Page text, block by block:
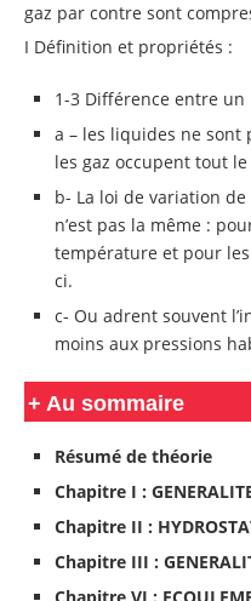
gaz par contre sont
I Définition et propriétés :
1-3 Différence entre
a – les liquides ne sont
les gaz occupent tout
b- La loi de variation
n’est pas la même :
température et pour
ci.
c- Ou adrent souvent
moins aux pressions
+ Au sommaire
Résumé de théorie
Chapitre I :
Chapitre II :
Chapitre III :